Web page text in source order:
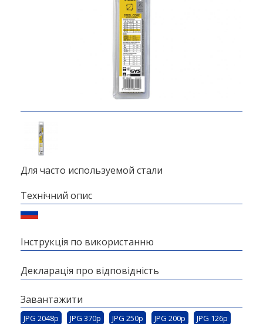
Для часто используемой стали
Технічний опис
Інструкція по використанню
Декларація про відповідність
Завантажити
JPG 2048p JPG 370p JPG 250p JPG 200p
JPG 126p